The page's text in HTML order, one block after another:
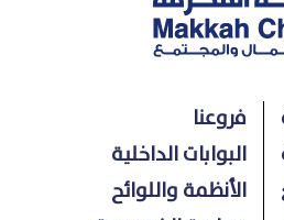
فروعنا
البوابات الداخلية
الأنظمة واللوائح